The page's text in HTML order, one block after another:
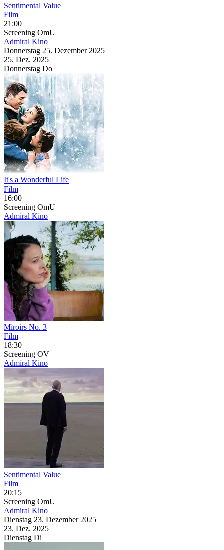
Sentimental Value
Film
21:00
Screening OmU
Admiral Kino
Donnerstag 25. Dezember 2025
25. Dez. 2025
Donnerstag Do
It's a Wonderful Life
Film
16:00
Screening OmU
Admiral Kino
Miroirs No. 3
Film
18:30
Screening OV
Admiral Kino
Sentimental Value
Film
20:15
Screening OmU
Admiral Kino
Dienstag 23. Dezember 2025
23. Dez. 2025
Dienstag Di